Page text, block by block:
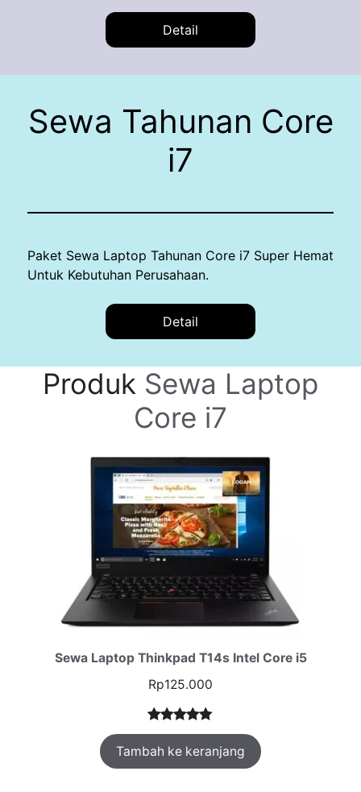
Detail
Sewa Tahunan Core
i7
Paket Sewa Laptop Tahunan Core i7 Super Hemat
Untuk Kebutuhan Perusahaan.
Detail
Produk Sewa Laptop
Core i7
Sewa Laptop Thinkpad T14s Intel Core i5
Rp125.000
Peringkat
5.00dari 5
berdasarka
1
Tambah ke keranjang